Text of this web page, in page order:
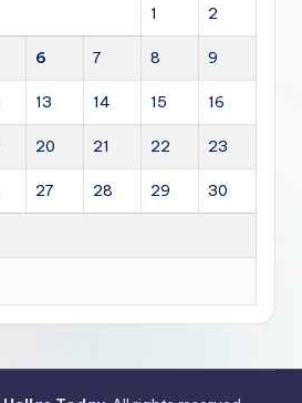
1 2
6 7 8 9
13 14 15 16
20 21 22 23
27 28 29 30